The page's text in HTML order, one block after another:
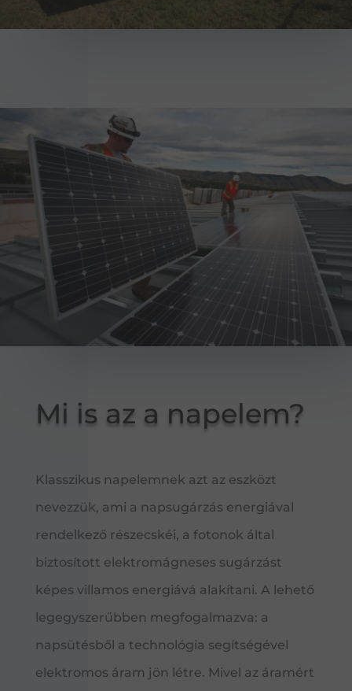
Mi is az a napelem?
Klasszikus napelemnek azt az eszközt
nevezzük, ami a napsugárzás energiával
rendelkező részecskéi, a fotonok által
biztosított elektromágneses sugárzást
képes villamos energiává alakítani. A lehető
legegyszerűbben megfogalmazva: a
napsütésből a technológia segítségével
elektromos áram jön létre. Mivel az áramért